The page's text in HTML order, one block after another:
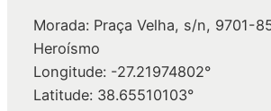
Morada: Praça Velha, s/n, 9701-
Heroísmo
Longitude: -27.21974802°
Latitude: 38.65510103°